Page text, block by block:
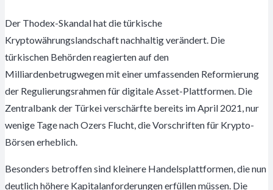
Der Thodex-Skandal hat die türkische
Kryptowährungslandschaft nachhaltig verändert. Die
türkischen Behörden reagierten auf den
Milliardenbetrugwegen mit einer umfassenden Reformierung
der Regulierungsrahmen für digitale Asset-Plattformen. Die
Zentralbank der Türkei verschärfte bereits im April 2021, nur
wenige Tage nach Ozers Flucht, die Vorschriften für Krypto-
Börsen erheblich.
Besonders betroffen sind kleinere Handelsplattformen, die nun
deutlich höhere Kapitalanforderungen erfüllen müssen. Die